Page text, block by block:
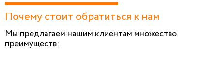
Почему стоит обратиться к нам
Мы предлагаем нашим клиентам множество
преимуществ: